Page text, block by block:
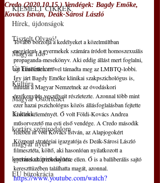
KIEMELT CIKKEK
Hírek, újdonságok
Tisztelt Olvasó!
Magyar Idő
Új Történelem
Kultúra
Magyar Őstörténet
Kakukk
kortárs szépirodalom
magyar nyelv
kortárs szépirodalom
EU bürokrácia
Credo (2020.10.15.) Vendégek: Bagdy Emőke,
Kovács István, Deák-Sárosi László
Tovább borzolja a kedélyeket a közelmúltban
megjelent, a gyermekek számára íródott homoszexuális
propaganda-mesekönyv. Aki eddig állást mert foglalni,
azt kíméletlen erővel támadta meg az LMBTQ-lobbi.
Így járt Bagdy Emőke klinikai szakpszichológus is,
miután a Magyar Nemzetnek az óvodáskori
érzékenyítés veszélyeit részletezte. Azonnal több mint
ezer hazai pszichológus közös állásfoglalásban fejtette
ki ellenvéleményét. Ő volt Földi-Kovács Andrea
műsorvezető ma esti első vendége. A Credo második
felében itt volt Kovács István, az Alapjogokért
Központ stratégiai igazgatója és Deák-Sárosi László
filmesztéta, költő, aki hasonlóan nyilatkozott a
gyermekek érzékenyítése ellen. Ő is a balliberális sajtó
kereszttüzében találhatta magát, azonnal.
https://www.youtube.com/watch?